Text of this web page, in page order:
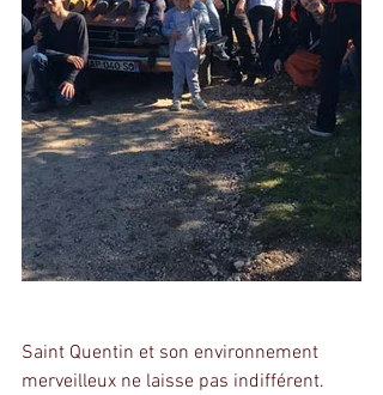
Saint Quentin et son environnement
merveilleux ne laisse pas indifférent.